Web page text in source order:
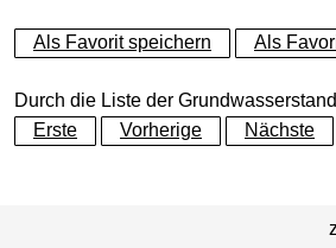
Ausprägung
Grundwasserleiter
Als Favorit speichern Als
Durch die Liste der
Erste
Vorherige Nächste